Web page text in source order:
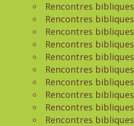
Rencontres bibliques
Rencontres bibliques
Rencontres bibliques
Rencontres bibliques
Rencontres bibliques
Rencontres bibliques
Rencontres bibliques
Rencontres bibliques
Rencontres bibliques
Rencontres bibliques